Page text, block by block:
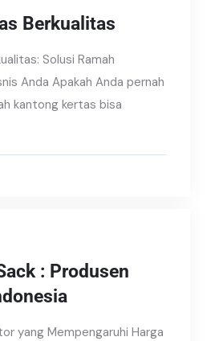
Berkualitas
Solusi Ramah
Anda Apakah Anda pernah
kantong kertas bisa
: Produsen
yang Mempengaruhi Harga